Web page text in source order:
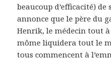
beaucoup d’efficacité)
annonce que le père du
Henrik, le médecin tout
môme liquidera tout le
tous commencent à